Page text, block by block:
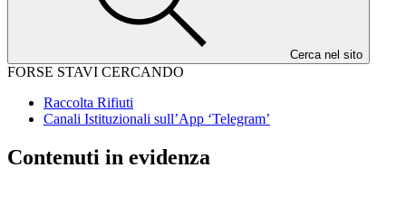
Cerca nel sito
FORSE STAVI CERCANDO
Raccolta Rifiuti
Canali Istituzionali sull’App ‘Telegram’
Contenuti in evidenza